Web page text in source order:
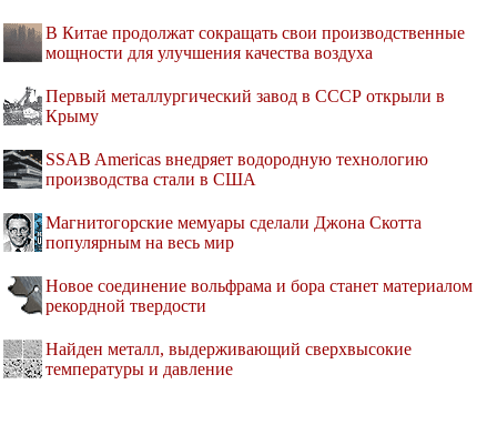
В Китае продолжат сокращать свои производственные
мощности для улучшения качества воздуха
Первый металлургический завод в СССР открыли в
Крыму
SSAB Americas внедряет водородную технологию
производства стали в США
Магнитогорские мемуары сделали Джона Скотта
популярным на весь мир
Новое соединение вольфрама и бора станет материалом
рекордной твердости
Найден металл, выдерживающий сверхвысокие
температуры и давление